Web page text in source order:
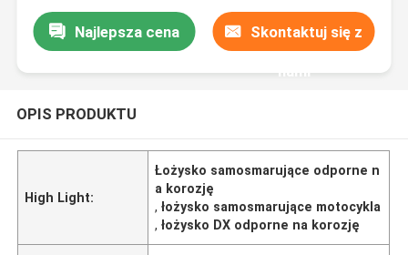
Najlepsza cena Skontaktuj się z
nami
OPIS PRODUKTU
High Light:
Łożysko samosmarujące odporne n
a korozję
,łożysko samosmarujące motocykla
,łożysko DX odporne na korozję